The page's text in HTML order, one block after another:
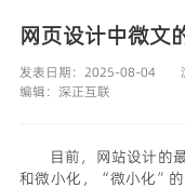
网页设计中微文
发表日期：2025-08-04
编辑： 深正互联
目前， 网站设计的
和微小化，“微小化”